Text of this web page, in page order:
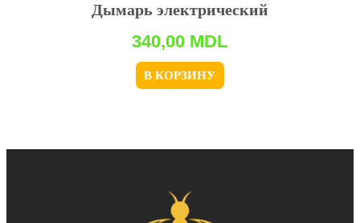
Дымарь электрический
340,00 MDL
В КОРЗИНУ